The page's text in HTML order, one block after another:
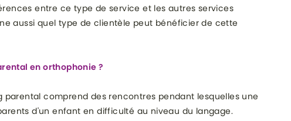
entre ce type de service et les autres services
aussi quel type de clientèle peut bénéficier de cette
en orthophonie ?
parental comprend des rencontres pendant lesquelles une
d'un enfant en difficulté au niveau du langage.